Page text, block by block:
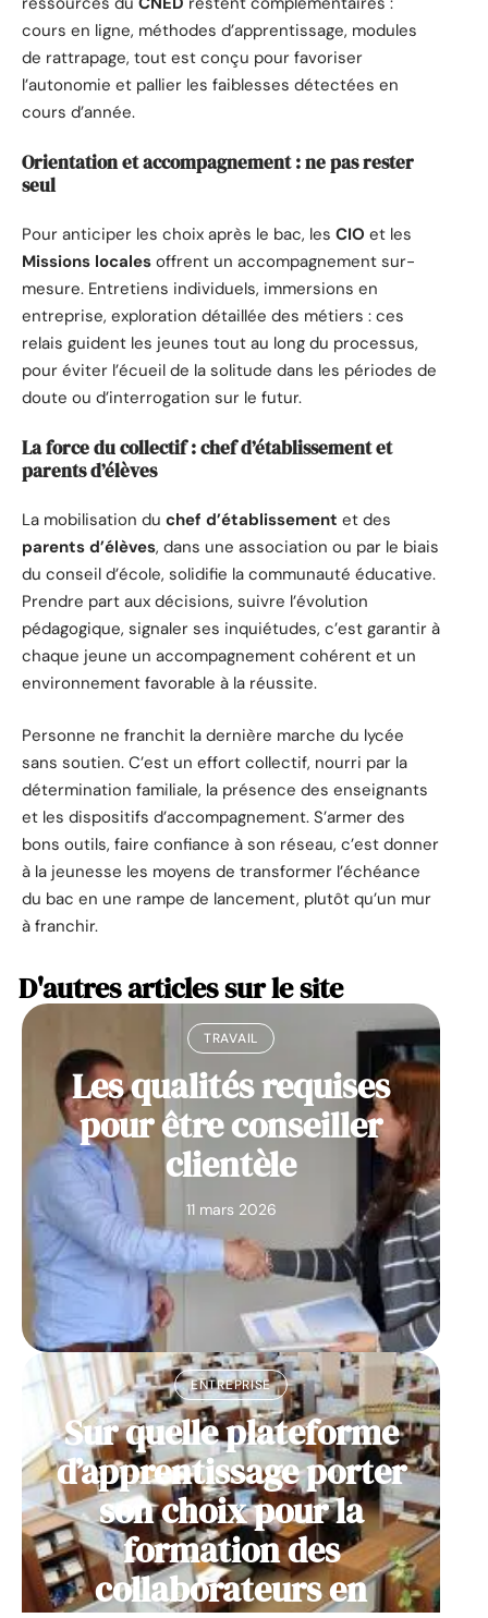
cours en ligne, méthodes d’apprentissage, modules
de rattrapage, tout est conçu pour favoriser
l’autonomie et pallier les faiblesses détectées en
cours d’année.
Orientation et accompagnement : ne pas rester
seul
Pour anticiper les choix après le bac, les CIO et les
Missions locales offrent un accompagnement sur-
mesure. Entretiens individuels, immersions en
entreprise, exploration détaillée des métiers : ces
relais guident les jeunes tout au long du processus,
pour éviter l’écueil de la solitude dans les périodes de
doute ou d’interrogation sur le futur.
La force du collectif : chef d’établissement et
parents d’élèves
La mobilisation du chef d’établissement et des
parents d’élèves, dans une association ou par le biais
du conseil d’école, solidifie la communauté éducative.
Prendre part aux décisions, suivre l’évolution
pédagogique, signaler ses inquiétudes, c’est garantir à
chaque jeune un accompagnement cohérent et un
environnement favorable à la réussite.
Personne ne franchit la dernière marche du lycée
sans soutien. C’est un effort collectif, nourri par la
détermination familiale, la présence des enseignants
et les dispositifs d’accompagnement. S’armer des
bons outils, faire confiance à son réseau, c’est donner
à la jeunesse les moyens de transformer l’échéance
du bac en une rampe de lancement, plutôt qu’un mur
à franchir.
D'autres articles sur le site
TRAVAIL
Les qualités requises
pour être conseiller
clientèle
11 mars 2026
ENTREPRISE
Sur quelle plateforme
d’apprentissage porter
son choix pour la
formation des
collaborateurs en